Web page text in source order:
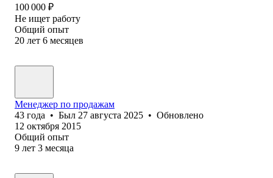
100 000 ₽
Не ищет работу
Общий опыт
20 лет 6 месяцев
Менеджер по продажам
43 года • Был 27 августа 2025 • Обновлено
12 октября 2015
Общий опыт
9 лет 3 месяца